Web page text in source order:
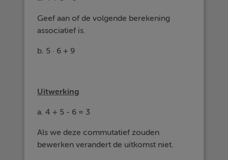
Geef aan of de volgende berekening
associatief is.
b. 5 · 6 + 9
Uitwerking
a. 4 + 5 - 6 = 3
Als we deze commutatief zouden
bewerken verandert de uitkomst niet.